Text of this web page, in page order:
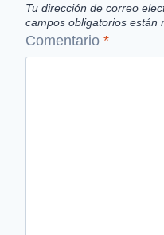
Tu dirección de correo
campos obligatorios están
Comentario *